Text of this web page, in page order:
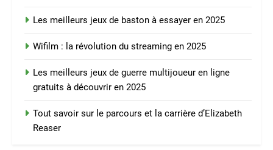
Les meilleurs jeux de baston à essayer en 2025
Wifilm : la révolution du streaming en 2025
Les meilleurs jeux de guerre multijoueur en ligne
gratuits à découvrir en 2025
Tout savoir sur le parcours et la carrière d’Elizabeth
Reaser